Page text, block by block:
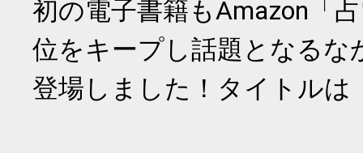
初の電子書籍もAmazon「
位をキープし話題となるな
登場しました！タイトルは